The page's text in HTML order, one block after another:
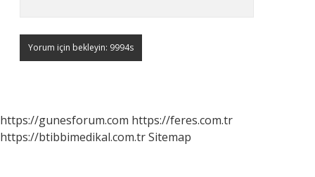
https://gunesforum.com https://feres.com.tr
https://btibbimedikal.com.trSitemap